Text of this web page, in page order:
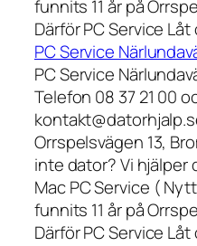
funnits 11 år på
Därför PC Service
PC Service
PC Service
Telefon 08 37 21 00
Orrspelsvägen 13,
inte dator? Vi hjälper
Mac PC Service (
funnits 11 år på
Därför PC Service